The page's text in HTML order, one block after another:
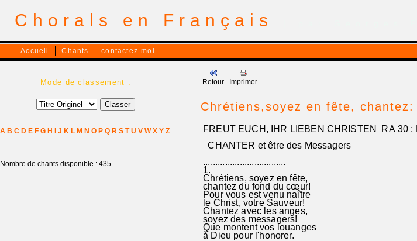
Chorals en Français
Accueil Chants contactez-moi
Mode de classement :
A B C D E F G H J K L M N O P Q R S T U V W X Y Z
Nombre de chants disponible : 435
Retour Imprimer
Chrétiens,soyez en fête,
FREUT EUCH, IHR LIEBEN CHRISTEN RA 30 ;
CHANTER et être des Messagers
..................................
1.
Chrétiens, soyez en fête,
chantez du fond du cœur!
Pour vous est venu naître
le Christ, votre Sauveur!
Chantez avec les anges,
soyez des messagers!
Que montent vos louanges
à Dieu pour l'honorer.